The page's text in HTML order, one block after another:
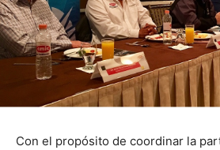
Con el propósito de coordinar la